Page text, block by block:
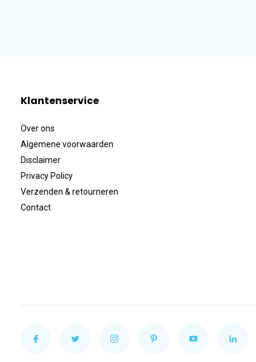
Klantenservice
Over ons
Algemene voorwaarden
Disclaimer
Privacy Policy
Verzenden & retourneren
Contact